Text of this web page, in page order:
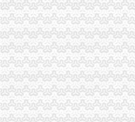
雷科防务：发行股份及支付现
[关联交易]*ST盛工：重大资
[关联交易]*ST盛工：重大资
常发股份：2011年年度报告
重庆市人民工作报告（2015
重庆市沙坪坝区人民工作报告
重庆_中国简况_中国网
2015年重庆市工作报告(全文